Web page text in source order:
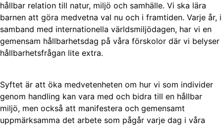
hållbar relation till natur, miljö och samhälle. Vi ska lära
barnen att göra medvetna val nu och i framtiden. Varje år, i
samband med internationella världsmiljödagen, har vi en
gemensam hållbarhetsdag på våra förskolor där vi belyser
hållbarhetsfrågan lite extra.
Syftet är att öka medvetenheten om hur vi som individer
genom handling kan vara med och bidra till en hållbar
miljö, men också att manifestera och gemensamt
uppmärksamma det arbete som pågår varje dag i våra